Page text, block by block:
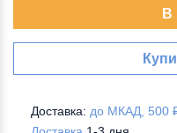
В
Доставка: до МКАД, 500